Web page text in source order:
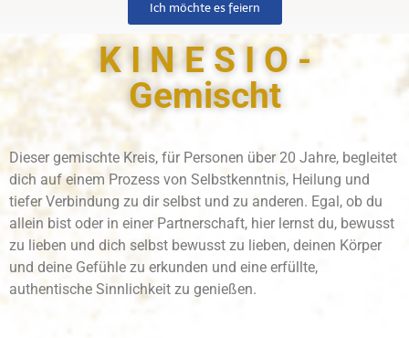
Ich möchte es feiern
K I N E S I O -
Gemischt
Dieser gemischte Kreis, für Personen über 20 Jahre, begleitet
dich auf einem Prozess von Selbstkenntnis, Heilung und
tiefer Verbindung zu dir selbst und zu anderen. Egal, ob du
allein bist oder in einer Partnerschaft, hier lernst du, bewusst
zu lieben und dich selbst bewusst zu lieben, deinen Körper
und deine Gefühle zu erkunden und eine erfüllte,
authentische Sinnlichkeit zu genießen.